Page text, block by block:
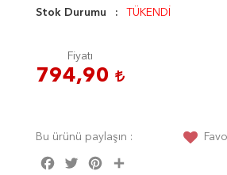
Stok Durumu
TÜKENDİ
Fiyatı
794,90
Bu ürünü paylaşın :
Facebook
Twitter Pinterest